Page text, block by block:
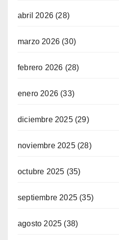
abril 2026 (28)
marzo 2026 (30)
febrero 2026 (28)
enero 2026 (33)
diciembre 2025(29)
noviembre 2025(28)
octubre 2025 (35)
septiembre 2025 (35)
agosto 2025 (38)